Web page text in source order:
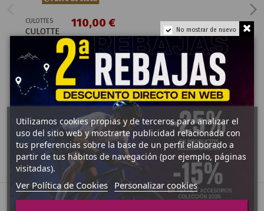
No mostrar de nuevo
CULOTTES
CULOTTE
GOBIK
MATT 2.0
MUJER
HEDGE
GREEN -
110,00 €
Ver Producto
Utilizamos cookies propias y de terceros para analizar el
uso del sitio web y mostrarte publicidad relacionada con
tus preferencias sobre la base de un perfil elaborado a
partir de tus hábitos de navegación (por ejemplo, páginas
visitadas).
Ver Política de Cookies Personalizar cookies